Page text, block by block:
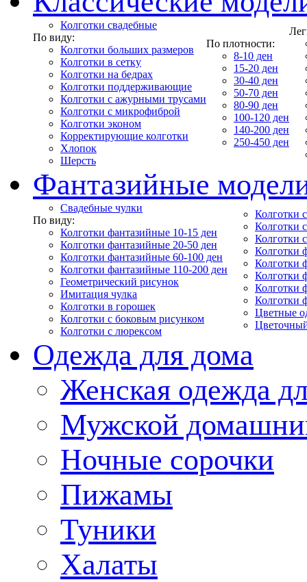
Колготки свадебные
По виду:
Колготки больших размеров
Колготки в сетку
Колготки на бедрах
Колготки поддерживающие
Колготки с ажурными трусами
Колготки с микрофиброй
Колготки эконом
Корректирующие колготки
Хлопок
Шерсть
По плотности:
8-10 ден
15-20 ден
30-40 ден
50-70 ден
80-90 ден
100-120 ден
140-200 ден
250-450 ден
Фантазийные
Свадебные чулки
По виду:
Колготки фантазийные 10-15 ден
Колготки фантазийные 20-50 ден
Колготки фантазийные 60-100 ден
Колготки фантазийные 110-200 ден
Геометрический рисунок
Имитация чулка
Колготки в горошек
Колготки с боковым рисунком
Колготки с люрексом
Колготки
Колготки
Колготки
Колготки
Колготки
Колготки
Колготки
Колготки
Цветные
Одежда для дома
Женская одежда
Мужской
Ночные сорочки
Пижамы
Туники
Халаты